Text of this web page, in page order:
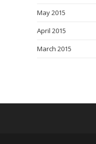
May 2015
April 2015
March 2015